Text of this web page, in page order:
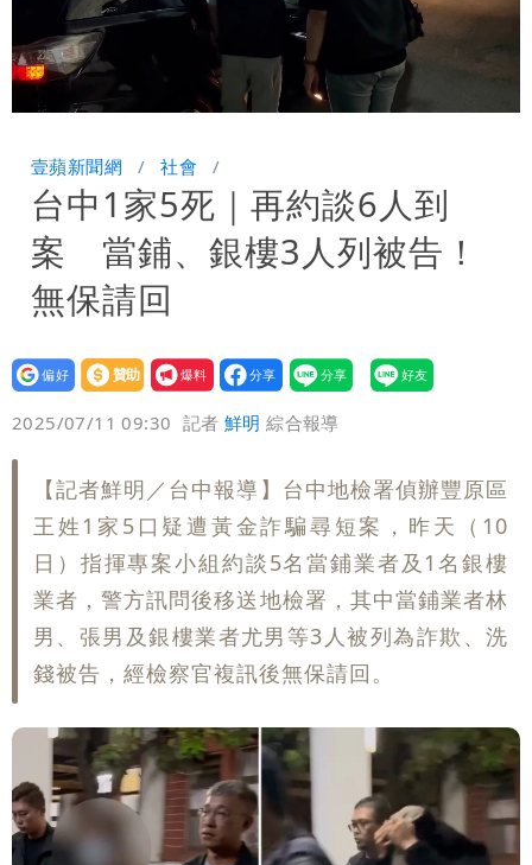
Loaded
76.26%
壹蘋新聞網 社會
台中1家5死｜再約談6人到
案 當鋪、銀樓3人列被告！
無保請回
設為
贊助
我要
爆料
2025/07/11 09:30 記者鮮明 綜合報導
【記者鮮明／台中報導】台中地檢署偵辦豐原區
王姓1家5口疑遭黃金詐騙尋短案，昨天（10
日）指揮專案小組約談5名當鋪業者及1名銀樓
業者，警方訊問後移送地檢署，其中當鋪業者林
男、張男及銀樓業者尤男等3人被列為詐欺、洗
錢被告，經檢察官複訊後無保請回。